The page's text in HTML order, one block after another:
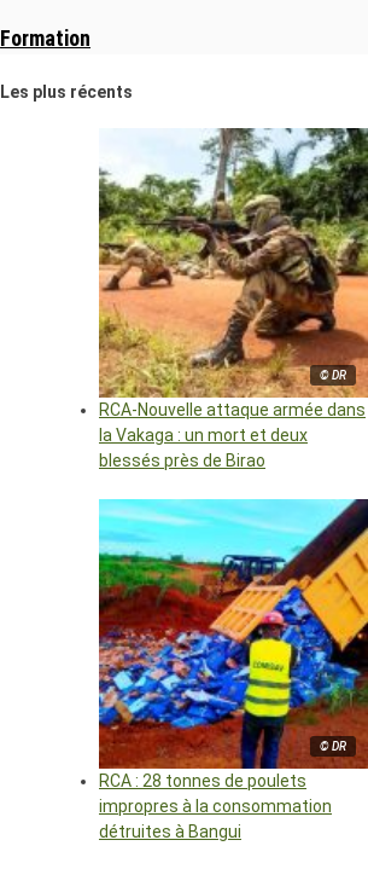
Formation
Les plus récents
© DR
RCA-Nouvelle attaque armée dans
la Vakaga : un mort et deux
blessés près de Birao
© DR
RCA : 28 tonnes de poulets
impropres à la consommation
détruites à Bangui